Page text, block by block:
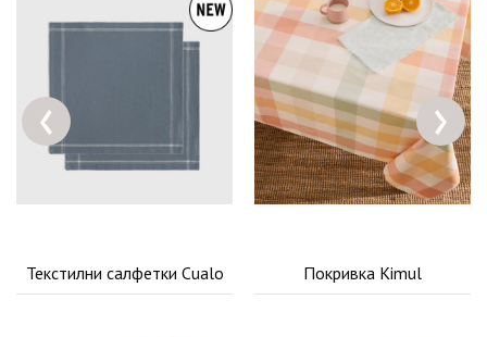
Текстилни салфетки Cualo Покривка Kimul
‹ ›